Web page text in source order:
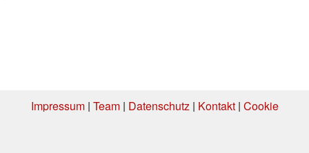
Impressum| Team| Datenschutz| Kontakt| Cookie